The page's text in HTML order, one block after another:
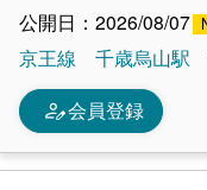
公開日：2026/08/07
京王線
千歳烏山駅
person_edit会員登録